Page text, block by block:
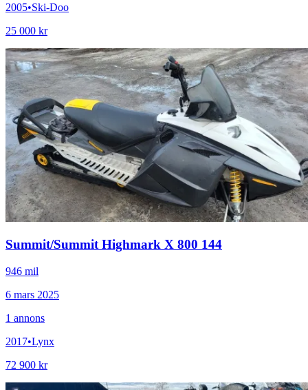
2005•Ski-Doo
25 000 kr
Summit/Summit Highmark X 800 144
946 mil
6 mars 2025
1 annons
2017•Lynx
72 900 kr